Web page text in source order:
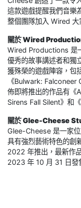
這款遊戲提醒我們音樂
整個團隊加入 Wired 大
關於 Wired
Wired Productions 是
優秀的故事講述者和獨
獲殊榮的遊戲陣容，包
《Bulwark:
佈即將推出的作品有
Sirens Fall Silent》和
關於 Glee-Cheese
Glee-Cheese 是一家
具有強烈藝術特色的創
2022 年推出，最新作
2023 年 10 月 31 日發